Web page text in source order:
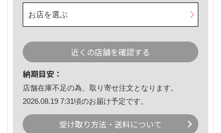
お店を選ぶ
近くの店舗を確認する
納期目安：
店舗在庫不足の為、取り寄せ注文となります。
2026.08.19 7:31頃のお届け予定です。
受け取り方法・送料について